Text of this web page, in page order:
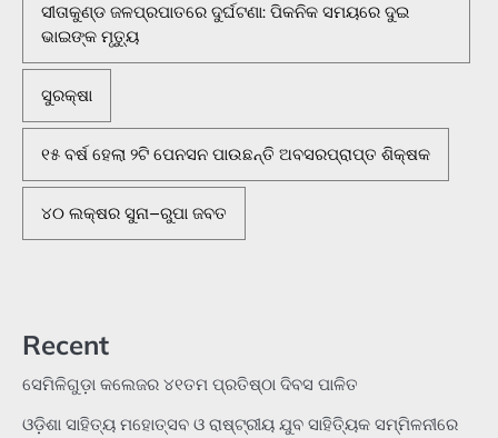
ସୀତାକୁଣ୍ଡ ଜଳପ୍ରପାତରେ ଦୁର୍ଘଟଣା: ପିକନିକ ସମୟରେ ଦୁଇ
ଭାଇଙ୍କ ମୃତ୍ୟୁ
ସୁରକ୍ଷା
୧୫ ବର୍ଷ ହେଲା ୨ଟି ପେନସନ ପାଉଛନ୍ତି ଅବସରପ୍ରାପ୍ତ ଶିକ୍ଷକ
୪୦ ଲକ୍ଷର ସୁନା–ରୁପା ଜବତ
Recent
ସେମିଳିଗୁଡ଼ା କଲେଜର ୪୧ତମ ପ୍ରତିଷ୍ଠା ଦିବସ ପାଳିତ
ଓଡ଼ିଶା ସାହିତ୍ୟ ମହୋତ୍ସବ ଓ ରାଷ୍ଟ୍ରୀୟ ଯୁବ ସାହିତ୍ୟିକ ସମ୍ମିଳନୀରେ